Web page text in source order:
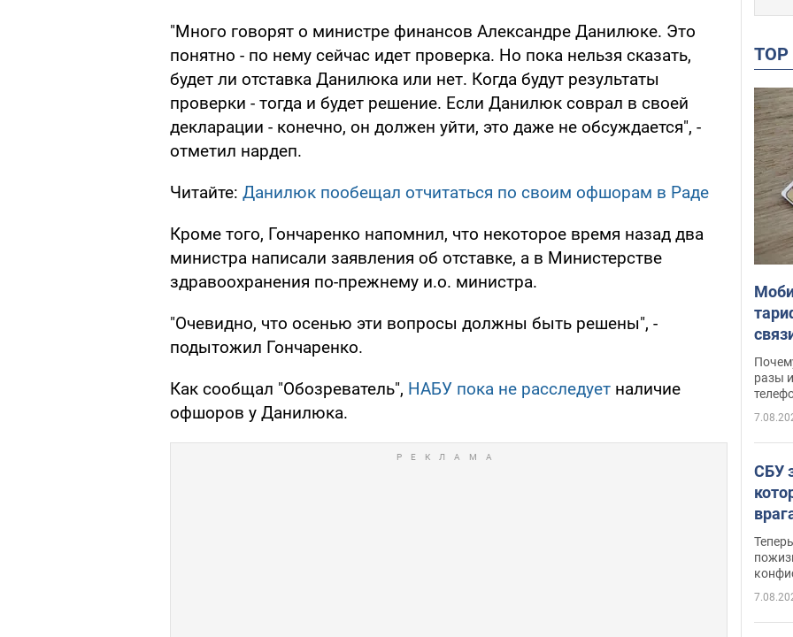
"Много говорят о министре финансов Александре Данилюке. Это
понятно - по нему сейчас идет проверка. Но пока нельзя сказать,
будет ли отставка Данилюка или нет. Когда будут результаты
проверки - тогда и будет решение. Если Данилюк соврал в своей
декларации - конечно, он должен уйти, это даже не обсуждается", -
отметил нардеп.
Читайте: Данилюк пообещал отчитаться по своим офшорам в Раде
Кроме того, Гончаренко напомнил, что некоторое время назад два
министра написали заявления об отставке, а в Министерстве
здравоохранения по-прежнему и.о. министра.
"Очевидно, что осенью эти вопросы должны быть решены", -
подытожил Гончаренко.
Как сообщал "Обозреватель", НАБУ пока не расследует наличие
офшоров у Данилюка.
разы
СБУ